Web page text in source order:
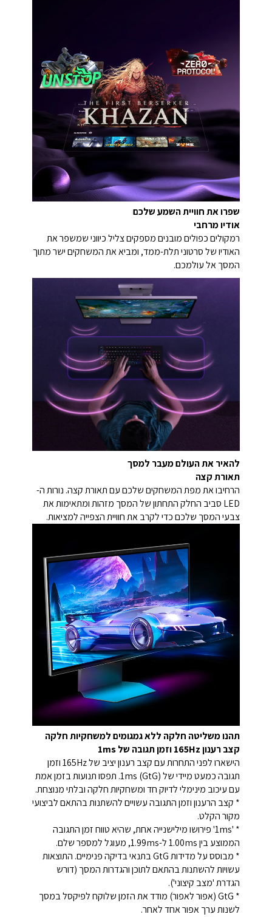
שפרו את חוויית השמע שלכם
אודיו מרחבי
רמקולים כפולים מובנים מספקים צליל כיווני שמשפר את
האודיו של סרטוני תלת-ממד, ומביא את המשחקים ישר מתוך
המסך אל עולמכם.
להאיר את העולם מעבר למסך
תאורת קצה
הרחיבו את מפת המשחקים שלכם עם תאורת קצה. נורות ה-
LED סביב החלק התחתון של המסך מזהות ומתאימות את
צבעי המסך שלכם כדי לקרב את חוויית הצפייה למציאות.
תהנו משליטה חלקה ללא גמגומים למשחקיות חלקה
קצב רענון 165Hz וזמן תגובה של 1ms
הישארו לפני התחרות עם קצב רענון יציב של 165Hz וזמן
תגובה כמעט מיידי של 1ms (GtG). תפסו תנועות בזמן אמת
עם עיכוב מינימלי לדיוק חד ומשחקיות חלקה ובלתי מנוצחת.
* קצב הרענון וזמן התגובה עשויים להשתנות בהתאם לביצועי
מקור הקלט.
* '1ms' פירושו מילישנייה אחת, שהיא טווח זמן התגובה
הממוצע בין 1.00ms ל-1.99ms, מעוגל למספר שלם.
* מבוסס על מדידות GtG בתנאי בדיקה פנימיים. התוצאות
עשויות להשתנות בהתאם לתוכן והגדרות המסך (דורש
הגדרת 'מצב קיצוני').
* GtG (אפור לאפור) מודד את הזמן שלוקח לפיקסל במסך
לשנות ערך אפור אחד לאחר.